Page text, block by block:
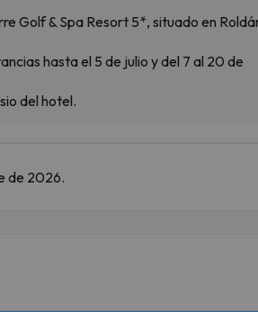
Golf & Spa Resort 5*, situado en
hasta el 5 de julio y del 7 al 20 de
del hotel.
de 2026.